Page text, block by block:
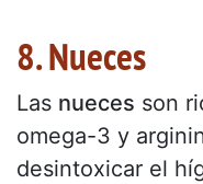
8. Nueces
Las nueces son
omega-3 y
desintoxicar el